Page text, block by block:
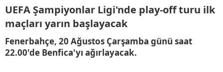
UEFA Şampiyonlar Ligi'nde play-off turu ilk
maçları yarın başlayacak​
Fenerbahçe, 20 Ağustos Çarşamba günü saat
22.00'de Benfica'yı ağırlayacak.​